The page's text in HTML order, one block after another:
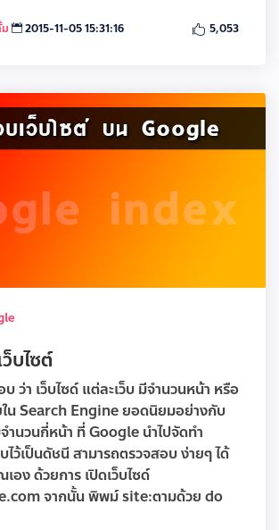
2015-11-05 15:31:16 5,053
บไซต์
ว่า เว็บไซด์ แต่ละเว็บ มีจำนวนหน้า หรือ
ใน Search Engine ยอดนิยมอย่างกับ
นวนกี่หน้า ที่ Google นำไปจัดทำ
ว้เป็นดัชนี สามารถตรวจสอบ ง่ายๆ ได้
อง ด้วยการ เปิดเว็บไซด์
จากนั้น พิพม์ site:ตามด้วย do